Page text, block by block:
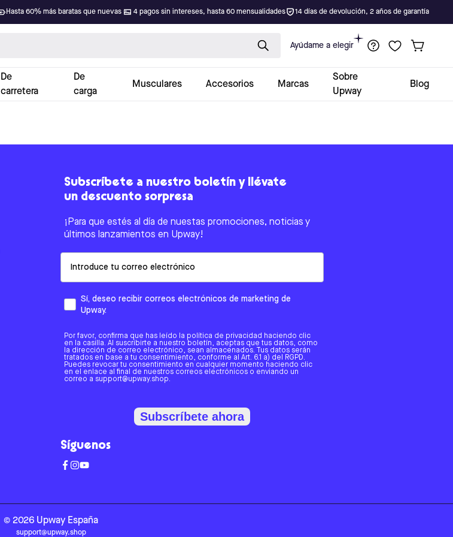
Hasta 60% más baratas que nuevas 4 pagos sin intereses, hasta 60 mensualidades 14 días de devolución, 2 años de garantía
Ayúdame a elegir
De
carretera
De
carga
Musculares Accesorios Marcas
Sobre
Upway
Blog
Subscríbete a nuestro boletín y llévate
un descuento sorpresa
¡Para que estés al día de nuestas promociones, noticias y
últimos lanzamientos en Upway!
Sí, deseo recibir correos electrónicos de marketing de
Upway.
Por favor, confirma que has leído la política de privacidad haciendo clic
en la casilla. Al suscribirte a nuestro boletín, aceptas que tus datos, como
la dirección de correo electrónico, sean almacenados. Tus datos serán
tratados en base a tu consentimiento, conforme al Art. 6.1 a) del RGPD.
Puedes revocar tu consentimiento en cualquier momento haciendo clic
en el enlace al final de nuestros correos electrónicos o enviando un
correo a support@upway.shop.
Subscríbete ahora
Síguenos
© 2026 Upway España
support@upway.shop